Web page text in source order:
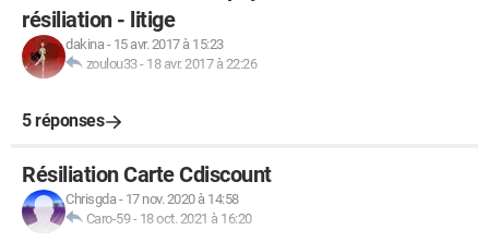
résiliation - litige
dakina- 15 avr. 2017 à 15:23
zoulou33- 18 avr. 2017 à 22:26
5 réponses
Résiliation Carte Cdiscount
Chrisgda- 17 nov. 2020 à 14:58
Caro-59- 18 oct. 2021 à 16:20